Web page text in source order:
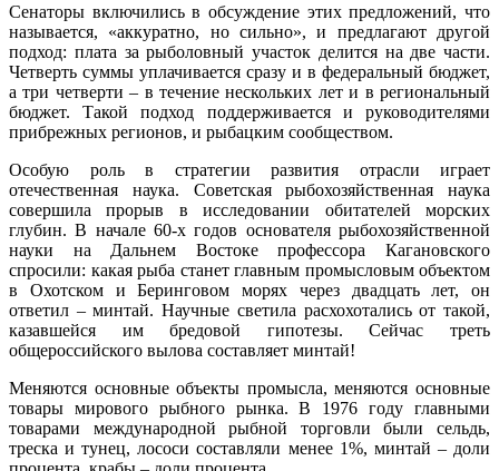
Сенаторы включились в обсуждение этих предложений, что
называется, «аккуратно, но сильно», и предлагают другой
подход: плата за рыболовный участок делится на две части.
Четверть суммы уплачивается сразу и в федеральный бюджет,
а три четверти – в течение нескольких лет и в региональный
бюджет. Такой подход поддерживается и руководителями
прибрежных регионов, и рыбацким сообществом.
Особую роль в стратегии развития отрасли играет
отечественная наука. Советская рыбохозяйственная наука
совершила прорыв в исследовании обитателей морских
глубин. В начале 60-х годов основателя рыбохозяйственной
науки на Дальнем Востоке профессора Кагановского
спросили: какая рыба станет главным промысловым объектом
в Охотском и Беринговом морях через двадцать лет, он
ответил – минтай. Научные светила расхохотались от такой,
казавшейся им бредовой гипотезы. Сейчас треть
общероссийского вылова составляет минтай!
Меняются основные объекты промысла, меняются основные
товары мирового рыбного рынка. В 1976 году главными
товарами международной рыбной торговли были сельдь,
треска и тунец, лососи составляли менее 1%, минтай – доли